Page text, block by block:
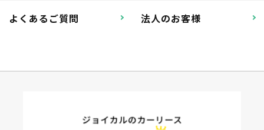
よくあるご質問 法人のお客様